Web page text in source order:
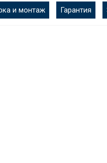
и монтаж Гарантия